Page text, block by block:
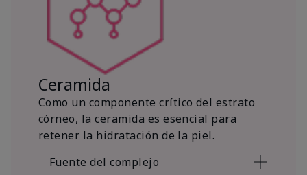
Ceramida
Como un componente crítico del estrato
córneo, la ceramida es esencial para
retener la hidratación de la piel.
Fuente del complejo